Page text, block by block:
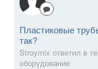
Пластиковые
так?
Stroymix ответил в
оборудование